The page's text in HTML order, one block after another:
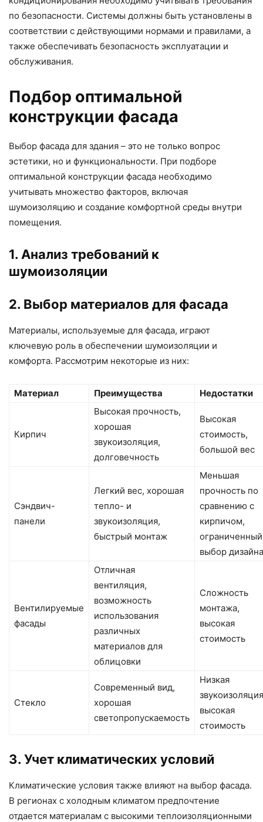
по безопасности. Системы должны быть установлены в
соответствии с действующими нормами и правилами, а
также обеспечивать безопасность эксплуатации и
обслуживания.
Подбор оптимальной
конструкции фасада
Выбор фасада для здания – это не только вопрос
эстетики, но и функциональности. При подборе
оптимальной конструкции фасада необходимо
учитывать множество факторов, включая
шумоизоляцию и создание комфортной среды внутри
помещения.
1. Анализ требований к
шумоизоляции
2. Выбор материалов для фасада
Материалы, используемые для фасада, играют
ключевую роль в обеспечении шумоизоляции и
комфорта. Рассмотрим некоторые из них:
Материал Преимущества Недостатки
Кирпич
Высокая прочность,
хорошая
звукоизоляция,
долговечность
Высокая
стоимость,
большой вес
Сэндвич-
панели
Легкий вес, хорошая
тепло- и
звукоизоляция,
быстрый монтаж
Меньшая
прочность по
сравнению с
кирпичом,
ограниченный
выбор дизайна
Вентилируемые
фасады
Отличная
вентиляция,
возможность
использования
различных
материалов для
облицовки
Сложность
монтажа,
высокая
стоимость
Стекло
Современный вид,
хорошая
светопропускаемость
Низкая
высокая
стоимость
3. Учет климатических условий
Климатические условия также влияют на выбор фасада.
В регионах с холодным климатом предпочтение
отдается материалам с высокими теплоизоляционными